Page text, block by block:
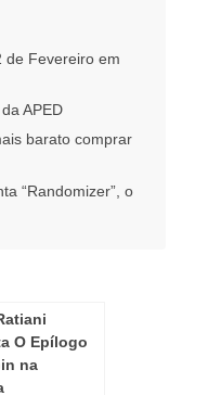
de Fevereiro em
APED
barato comprar
“Randomizer”, o